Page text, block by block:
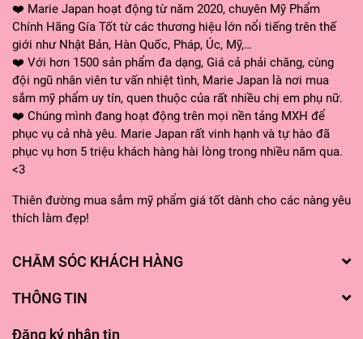
❤️ Marie Japan hoạt động từ năm 2020, chuyên Mỹ Phẩm
Chính Hãng Gía Tốt từ các thương hiệu lớn nổi tiếng trên thế
giới như Nhật Bản, Hàn Quốc, Pháp, Úc, Mỹ,…
❤️ Với hơn 1500 sản phẩm đa dạng, Giá cả phải chăng, cùng
đội ngũ nhân viên tư vấn nhiệt tình, Marie Japan là nơi mua
sắm mỹ phẩm uy tín, quen thuộc của rất nhiều chị em phụ nữ.
❤️ Chúng mình đang hoạt động trên mọi nền tảng MXH để
phục vụ cả nhà yêu. Marie Japan rất vinh hạnh và tự hào đã
phục vụ hơn 5 triệu khách hàng hài lòng trong nhiều năm qua.
<3
Thiên đường mua sắm mỹ phẩm giá tốt dành cho các nàng yêu
thích làm đẹp!
CHĂM SÓC KHÁCH HÀNG
THÔNG TIN
Đăng ký nhận tin